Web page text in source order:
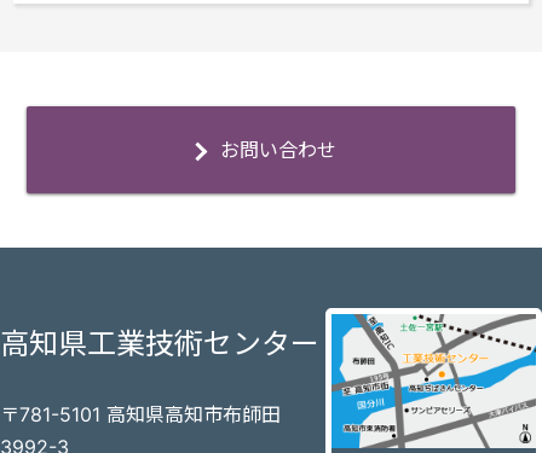
お問い合わせ
高知県工業技術センター
〒781-5101 高知県高知市布師田
3992-3